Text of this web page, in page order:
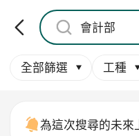
全部篩選 工種
為這次搜尋的未來